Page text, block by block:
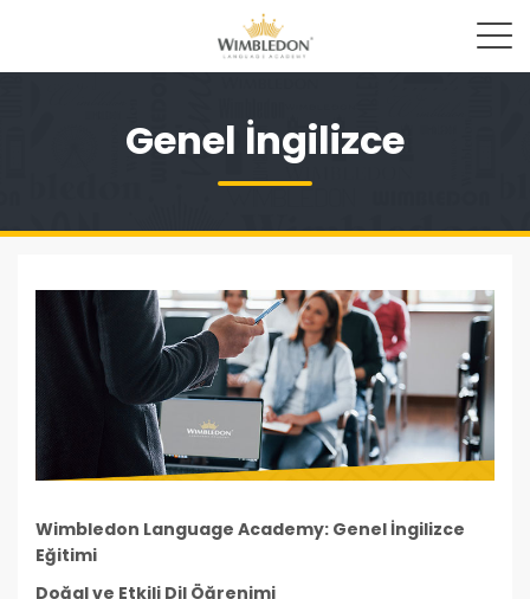
Genel İngilizce
Wimbledon Language Academy: Genel İngilizce
Eğitimi
Doğal ve Etkili Dil Öğrenimi